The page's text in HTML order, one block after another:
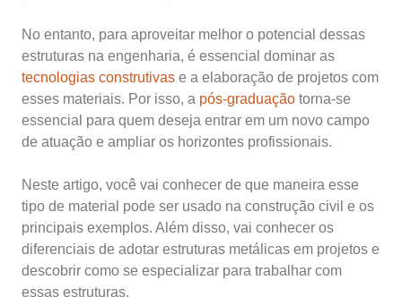
No entanto, para aproveitar melhor o potencial dessas
estruturas na engenharia, é essencial dominar as
tecnologias construtivas e a elaboração de projetos com
esses materiais. Por isso, a pós-graduação torna-se
essencial para quem deseja entrar em um novo campo
de atuação e ampliar os horizontes profissionais.
Neste artigo, você vai conhecer de que maneira esse
tipo de material pode ser usado na construção civil e os
principais exemplos. Além disso, vai conhecer os
diferenciais de adotar estruturas metálicas em projetos e
descobrir como se especializar para trabalhar com
essas estruturas.